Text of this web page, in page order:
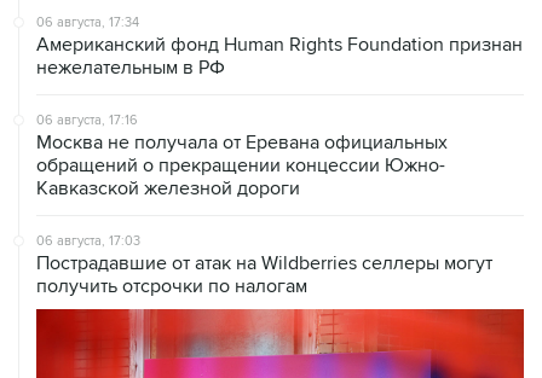
06 августа, 17:34
Американский фонд Human Rights Foundation признан
нежелательным в РФ
06 августа, 17:16
Москва не получала от Еревана официальных
обращений о прекращении концессии Южно-
Кавказской железной дороги
06 августа, 17:03
Пострадавшие от атак на Wildberries селлеры могут
получить отсрочки по налогам